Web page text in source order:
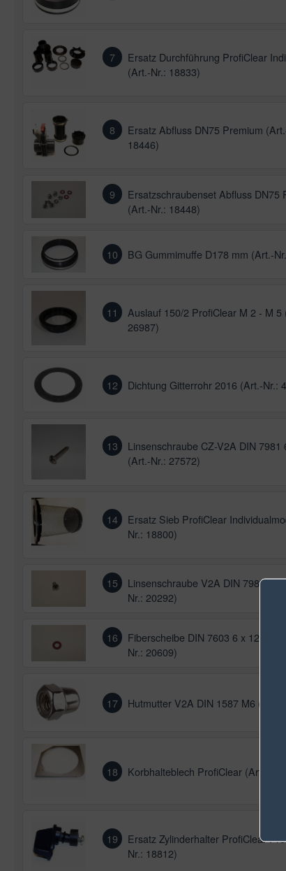
7
Ersatz Durchführung ProfiClear
(Art.-Nr.: 18833)
8
Ersatz Abfluss DN75 Premium
18446)
9
Ersatzschraubenset Abfluss DN75
(Art.-Nr.: 18448)
10 BG Gummimuffe D178 mm (Art.-
11
Auslauf 150/2 ProfiClear M 2 - M 5
26987)
12 Dichtung Gitterrohr 2016 (Art.-Nr.:
13
Linsenschraube CZ-V2A DIN 7981
(Art.-Nr.: 27572)
14
Ersatz Sieb ProfiClear
Nr.: 18800)
15
Linsenschraube V2A DIN 7985
Nr.: 20292)
16
Fiberscheibe DIN 7603 6 x 12 x 1
Nr.: 20609)
17 Hutmutter V2A DIN 1587 M6 (Art.-
18 Korbhalteblech ProfiClear (Art.-
19
Ersatz Zylinderhalter ProfiClear
Nr.: 18812)